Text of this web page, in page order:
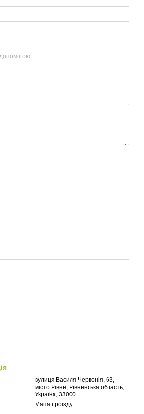
вулиця Василя Червонія, 63,
місто Рівне, Рівненська область,
Україна, 33000
Мапа проїзду